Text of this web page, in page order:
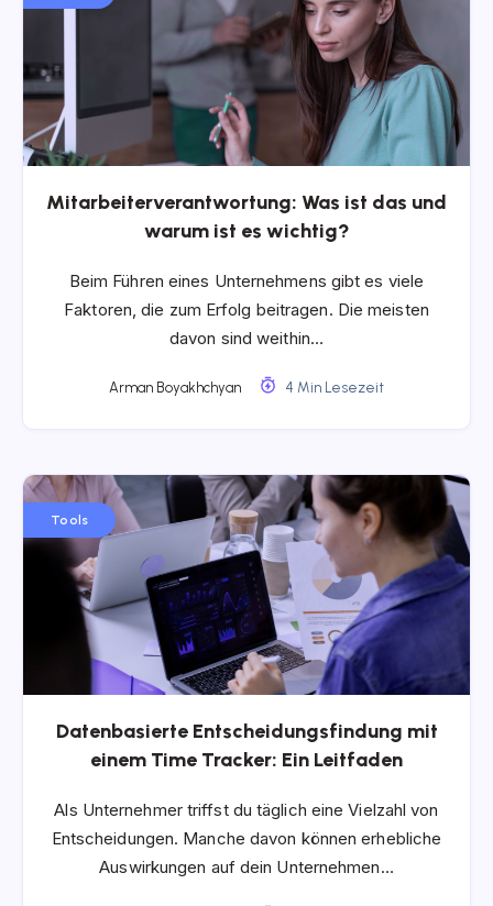
Mitarbeiterverantwortung: Was ist das und
warum ist es wichtig?
Beim Führen eines Unternehmens gibt es viele
Faktoren, die zum Erfolg beitragen. Die meisten
davon sind weithin…
Arman Boyakhchyan 4 Min Lesezeit
Tools
Datenbasierte Entscheidungsfindung mit
einem Time Tracker: Ein Leitfaden
Als Unternehmer triffst du täglich eine Vielzahl von
Entscheidungen. Manche davon können erhebliche
Auswirkungen auf dein Unternehmen…